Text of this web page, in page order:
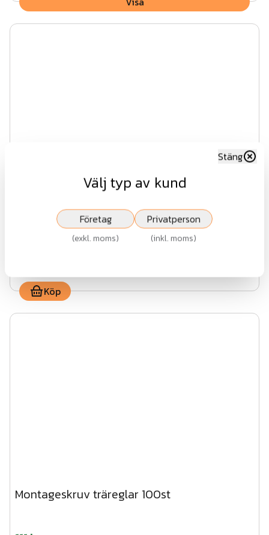
Impregnerad regel 45x45x1500
Köp
Montageskruv träreglar 100st
Välj typ av kund
Stäng
Företag
(exkl. moms)
Privatperson
(inkl. moms)